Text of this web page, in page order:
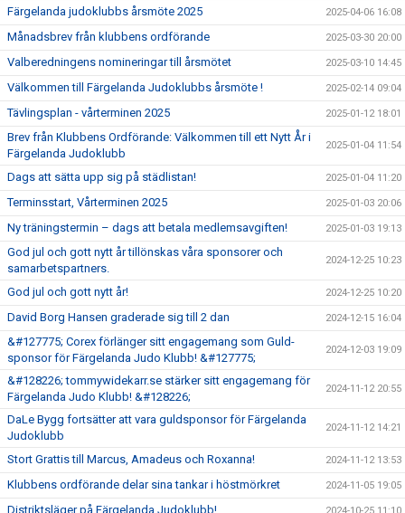
Färgelanda judoklubbs årsmöte 2025 2025-04-06 16:08
Månadsbrev från klubbens ordförande 2025-03-30 20:00
Valberedningens nomineringar till årsmötet 2025-03-10 14:45
Välkommen till Färgelanda Judoklubbs årsmöte ! 2025-02-14 09:04
Tävlingsplan - vårterminen 2025 2025-01-12 18:01
Brev från Klubbens Ordförande: Välkommen till ett Nytt År i
Färgelanda Judoklubb
2025-01-04 11:54
Dags att sätta upp sig på städlistan! 2025-01-04 11:20
Terminsstart, Vårterminen 2025 2025-01-03 20:06
Ny träningstermin – dags att betala medlemsavgiften! 2025-01-03 19:13
God jul och gott nytt år tillönskas våra sponsorer och
samarbetspartners.
2024-12-25 10:23
God jul och gott nytt år! 2024-12-25 10:20
David Borg Hansen graderade sig till 2 dan 2024-12-15 16:04
&#127775; Corex förlänger sitt engagemang som Guld-
sponsor för Färgelanda Judo Klubb! &#127775;
2024-12-03 19:09
&#128226; tommywidekarr.se stärker sitt engagemang för
Färgelanda Judo Klubb! &#128226;
2024-11-12 20:55
DaLe Bygg fortsätter att vara guldsponsor för Färgelanda
Judoklubb
2024-11-12 14:21
Stort Grattis till Marcus, Amadeus och Roxanna! 2024-11-12 13:53
Klubbens ordförande delar sina tankar i höstmörkret 2024-11-05 19:05
Distriktsläger på Färgelanda Judoklubb!